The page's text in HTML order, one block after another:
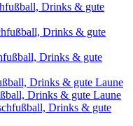
Drinks & gute
Drinks & gute
Drinks & gute
Drinks & gute Laune
Drinks & gute Laune
Drinks & gute